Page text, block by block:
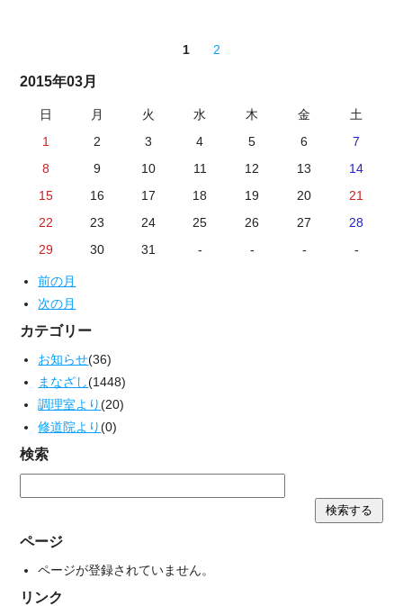
1 2
2015年03月
日 月 火 水 木 金
土
1
2 3 4 5 6
7
8
9 10 11 12 13
14
15
16 17 18 19 20
21
22
23 24 25 26 27
28
29
30 31 - - - -
前の月
次の月
カテゴリー
お知らせ(36)
まなざし(1448)
調理室より(20)
修道院より(0)
検索
ページ
ページが登録されていません。
リンク